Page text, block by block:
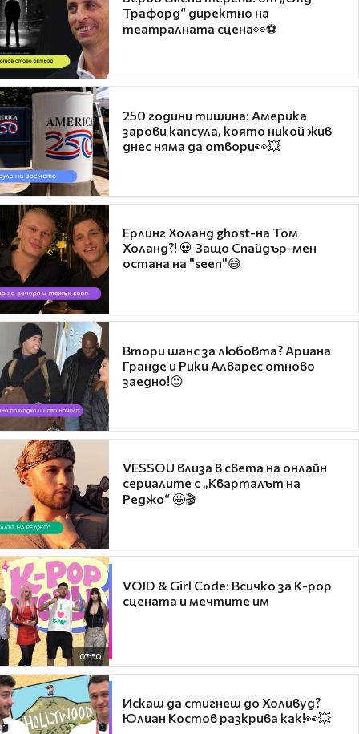
Трафорд“ директно на
театралната сцена👀⚽
250 години тишина: Америка
зарови капсула, която никой жив
днес няма да отвори👀💥
Ерлинг Холанд ghost-на Том
Холанд?! 💀 Защо Спайдър-мен
остана на "seen"😅
Втори шанс за любовта? Ариана
Гранде и Рики Алварес отново
заедно!😍
VESSOU влиза в света на онлайн
сериалите с „Кварталът на
Реджо“ 🤩🎬
07:50
VOID & Girl Code: Всичко за K-pop
сцената и мечтите им
Искаш да стигнеш до Холивуд?
Юлиан Костов разкрива как!👀💥